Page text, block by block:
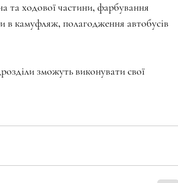
та ходової частини, фарбування
в камуфляж, полагодження автобусів
зможуть виконувати свої